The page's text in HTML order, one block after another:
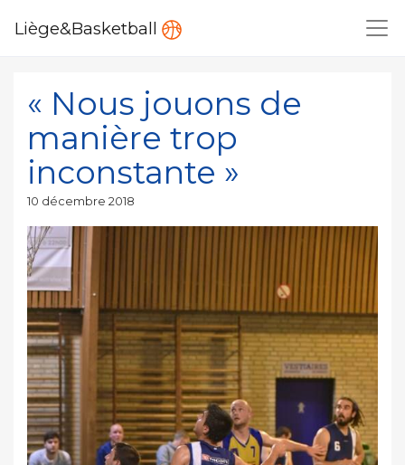
Liège&Basketball
« Nous jouons de
manière trop
inconstante »
Publié
10 décembre 2018